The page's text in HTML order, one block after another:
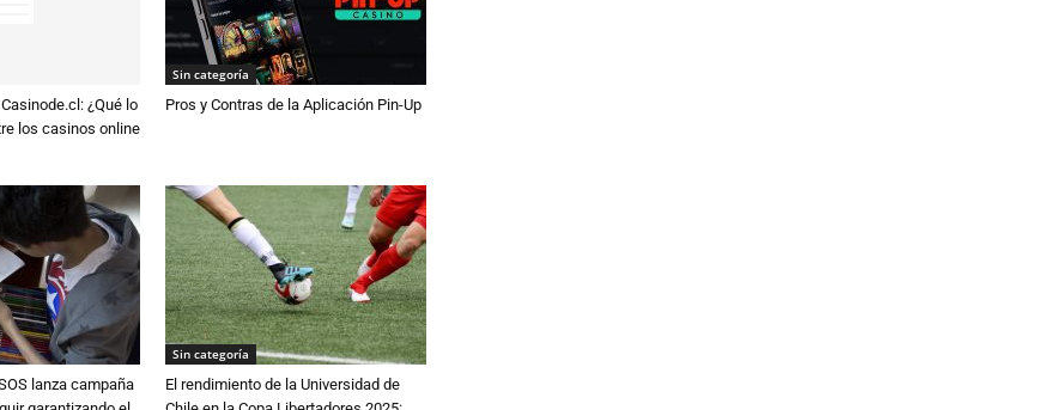
¿Qué lo
los casinos online
Sin categoría
Pros y Contras de la Aplicación Pin-Up
lanza campaña
Sin categoría
El rendimiento de la Universidad de